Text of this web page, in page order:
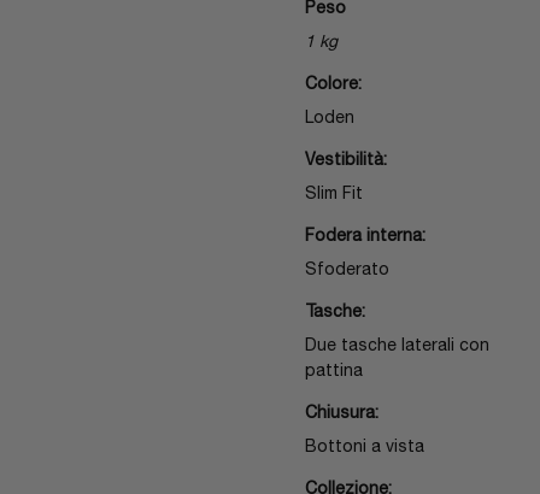
Peso
1 kg
Colore:
Loden
Vestibilità:
Slim Fit
Fodera interna:
Sfoderato
Tasche:
Due tasche laterali con
pattina
Chiusura:
Bottoni a vista
Collezione: